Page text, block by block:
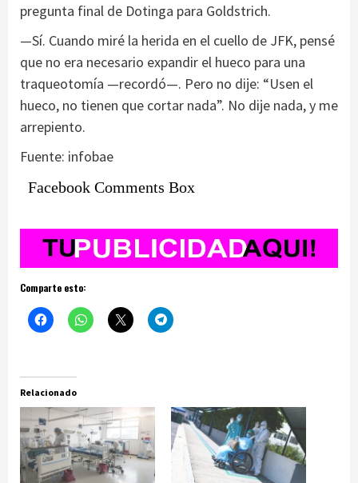
pregunta final de Dotinga para Goldstrich.
—Sí. Cuando miré la herida en el cuello de JFK, pensé
que no era necesario expandir el hueco para una
traqueotomía —recordó—. Pero no dije: “Usen el
hueco, no tienen que cortar nada”. No dije nada, y me
arrepiento.
Fuente: infobae
Facebook Comments Box
Comparte esto:
Relacionado